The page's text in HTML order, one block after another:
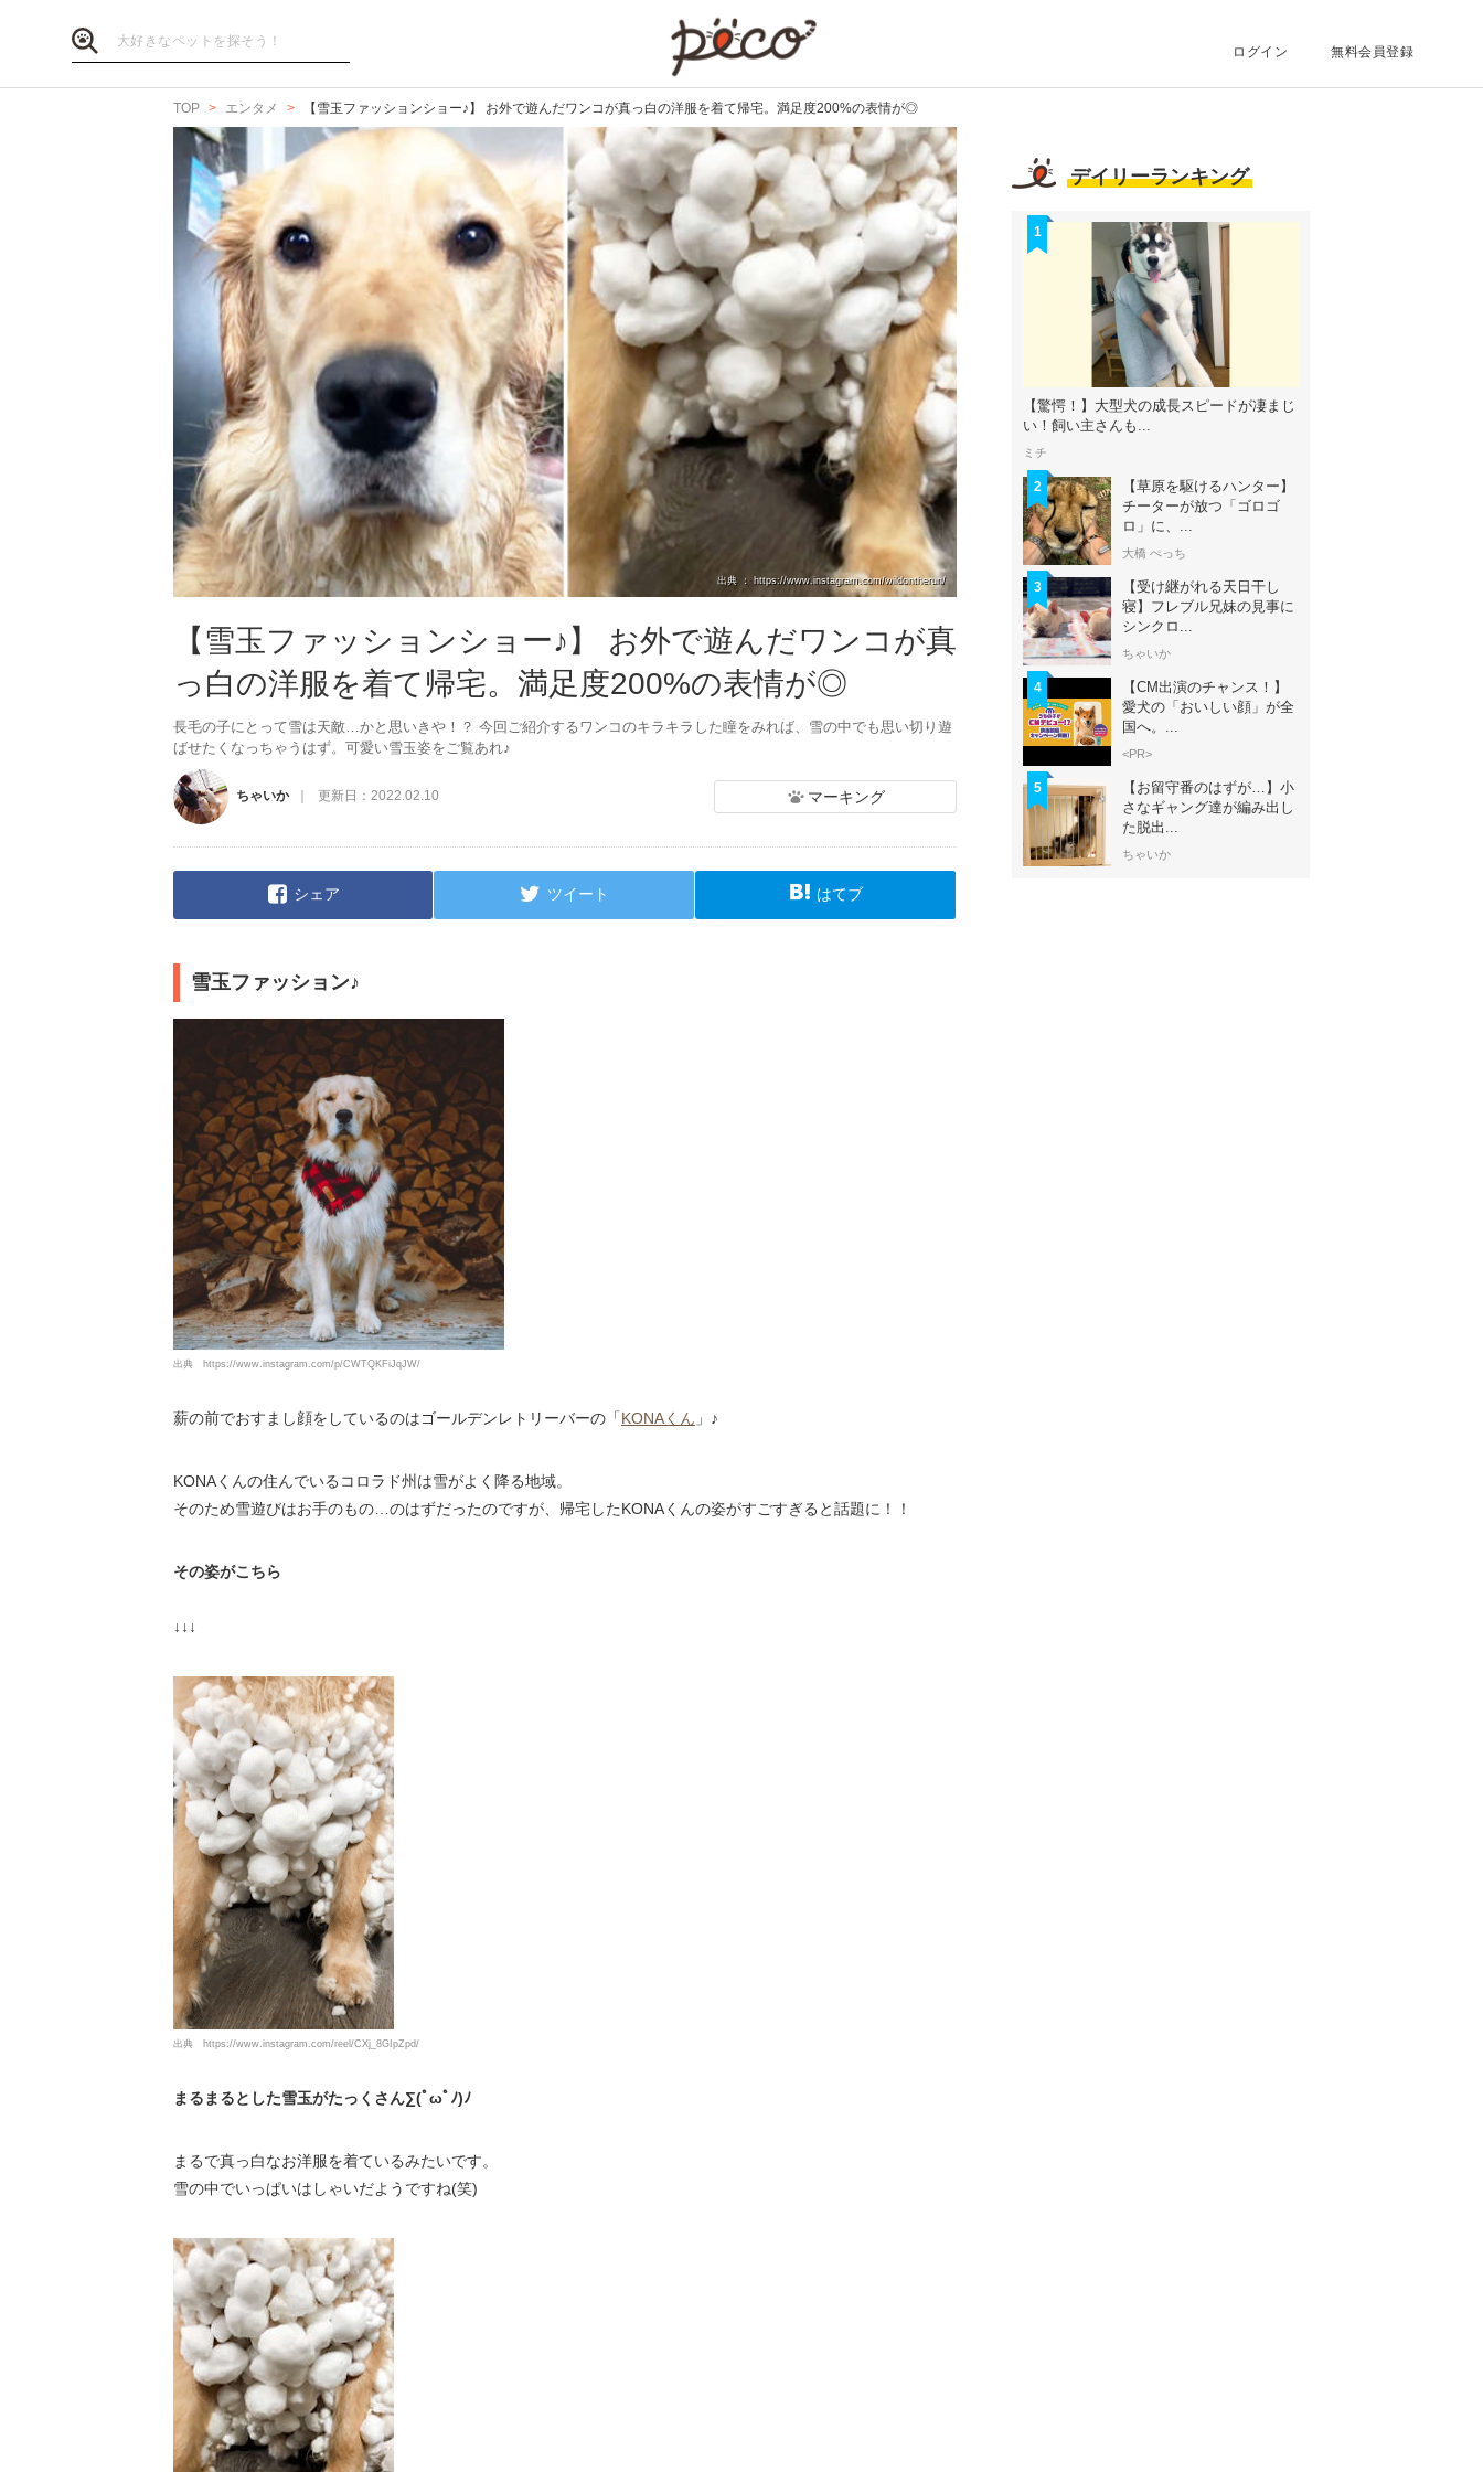
ログイン 無料会員登録
TOP エンタメ 【雪玉ファッションショー♪】 お外で遊んだワンコが真っ白の洋服を着て帰宅。満足度200%の表情が◎
出典 ： https://www.instagram.com/wildontherun/
【雪玉ファッションショー♪】 お外で遊んだワンコが真
っ白の洋服を着て帰宅。満足度200%の表情が◎
長毛の子にとって雪は天敵…かと思いきや！？ 今回ご紹介するワンコのキラキラした瞳をみれば、雪の中でも思い切り遊
ばせたくなっちゃうはず。可愛い雪玉姿をご覧あれ♪
ちゃいか 更新日： 2022.02.10 マーキング
シェア ツイート はてブ
雪玉ファッション♪
出典 https://www.instagram.com/p/CWTQKFiJqJW/
薪の前でおすまし顔をしているのはゴールデンレトリーバーの「KONAくん 」♪
KONAくんの住んでいるコロラド州は雪がよく降る地域。
そのため雪遊びはお手のもの…のはずだったのですが、帰宅したKONAくんの姿がすごすぎると話題に！！
その姿がこちら
↓↓↓
出典 https://www.instagram.com/reel/CXj_8GIpZpd/
まるまるとした雪玉がたっくさん∑(ﾟωﾟﾉ)ﾉ
まるで真っ白なお洋服を着ているみたいです。
雪の中でいっぱいはしゃいだようですね(笑)
デイリーランキング
1
【驚愕！】大型犬の成長スピードが凄まじ
い！飼い主さんも...
ミチ
2
【草原を駆けるハンター】
チーターが放つ「ゴロゴ
ロ」に、...
大橋 ぺっち
3
【受け継がれる天日干し
寝】フレブル兄妹の見事に
シンクロ...
ちゃいか
4
【CM出演のチャンス！】
愛犬の「おいしい顔」が全
国へ。...
<PR>
5
【お留守番のはずが…】小
さなギャング達が編み出し
た脱出...
ちゃいか